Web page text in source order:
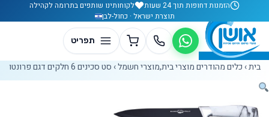
דלג לתוכןהזמנות דחופות תוך 24 שעות
לקוחותינו שותפים בתרומה לקהילה
תוצרת ישראל · כחול-לבן
בית› כלים מהודרים מוצרי בית,מוצרי חשמל› סט סכינים 6 חלקים דגם פרונטו